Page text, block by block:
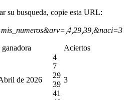
su busqueda, copie esta URL:
Aciertos
de 2026
4
7
29
39
41
3